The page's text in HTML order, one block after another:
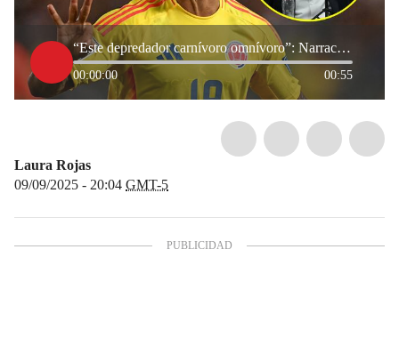
“Este depredador carnívoro omnívoro”: Narración de Martín de Francisco por triplete de Luis Suárez
00:00:00 00:55
Laura Rojas
09/09/2025 - 20:04 GMT-5